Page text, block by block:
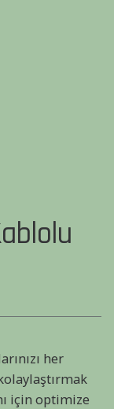
her
için optimize